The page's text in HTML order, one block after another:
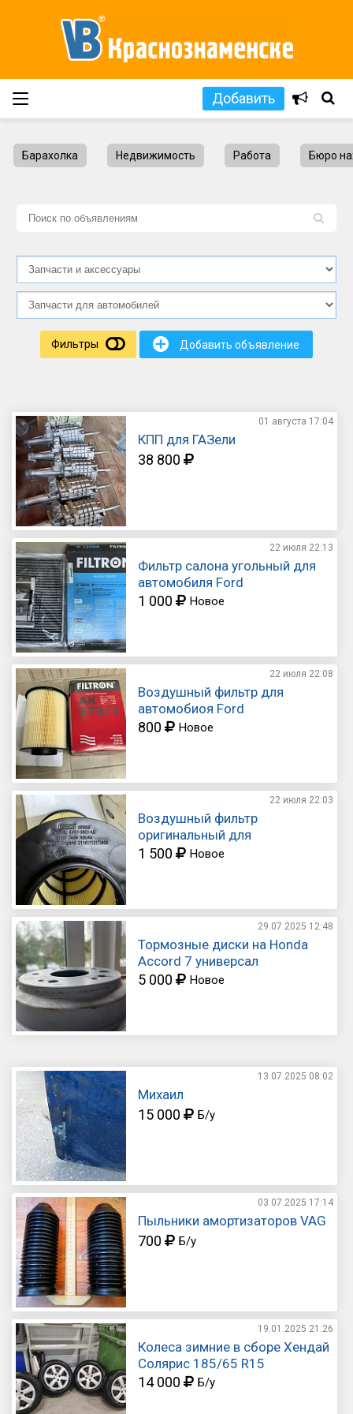
Добавить
Барахолка Недвижимость Работа Бюро
Фильтры + Добавить объявление
L
КПП для ГАЗели
38 800
01 августа 17:04
Фильтр салона угольный для
автомобиля Ford
1 000 Новое
22 июля 22:13
Воздушный фильтр для
автомобиоя Ford
800 Новое
22 июля 22:08
Воздушный фильтр
оригинальный для
автомобиоя Ford
1 500 Новое
22 июля 22:03
Тормозные диски на Honda
Accord 7 универсал
5 000 Новое
29.07.2025 12:48
Михаил
15 000 Б/у
13.07.2025 08:02
Пыльники амортизаторов VAG
700 Б/у
03.07.2025 17:14
Колеса зимние в сборе Хендай
Солярис 185/65 R15
14 000 Б/у
19.01.2025 21:26